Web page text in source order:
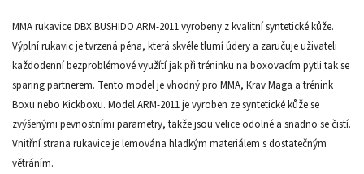
MMA rukavice DBX BUSHIDO ARM-2011 vyrobeny z kvalitní syntetické kůže.
Výplní rukavic je tvrzená pěna, která skvěle tlumí údery a zaručuje uživateli
každodenní bezproblémové využítí jak při tréninku na boxovacím pytli tak se
sparing partnerem. Tento model je vhodný pro MMA, Krav Maga a trénink
Boxu nebo Kickboxu. Model ARM-2011 je vyroben ze syntetické kůže se
zvýšenými pevnostními parametry, takže jsou velice odolné a snadno se čistí.
Vnitřní strana rukavice je lemována hladkým materiálem s dostatečným
větráním.